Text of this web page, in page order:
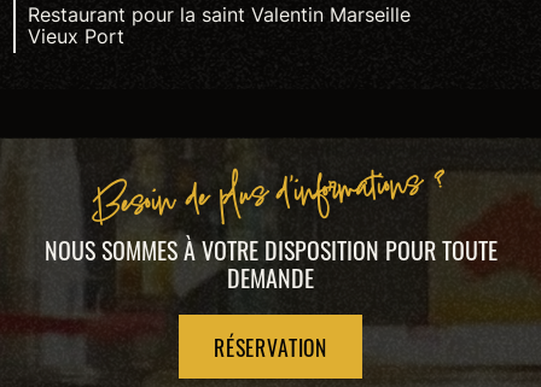
Restaurant pour la saint Valentin Marseille
Vieux Port
Besoin de plus d'informations ?
NOUS SOMMES À VOTRE DISPOSITION POUR TOUTE
DEMANDE
RÉSERVATION